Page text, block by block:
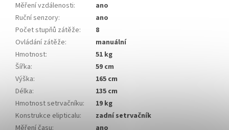
Měření vzdálenosti:
ano
Ruční senzory:
ano
Počet stupňů zátěže:
8
Ovládání zátěže:
manuální
Hmotnost:
51 kg
Šířka:
59 cm
Výška:
165 cm
Délka:
135 cm
Hmotnost setrvačníku:
19 kg
Konstrukce elipticalu:
zadní setrvačník